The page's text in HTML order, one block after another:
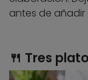
antes de añadir
🍴 Tres